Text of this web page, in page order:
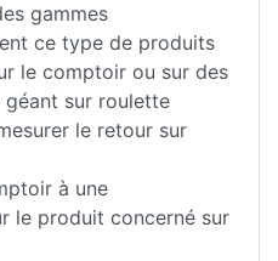
gammes
ce type de produits
le comptoir ou sur des
sur roulette
le retour sur
à une
le produit concerné sur